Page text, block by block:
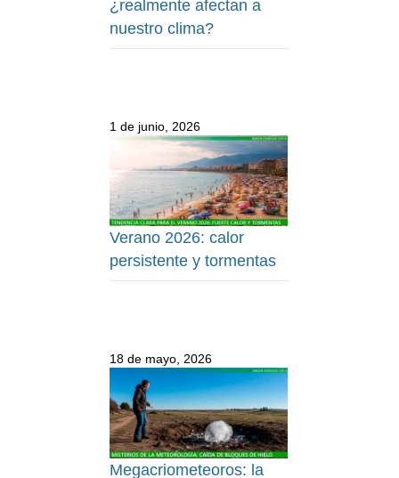
¿realmente afectan a
nuestro clima?
1 de junio, 2026
Verano 2026: calor
persistente y tormentas
18 de mayo, 2026
Megacriometeoros: la